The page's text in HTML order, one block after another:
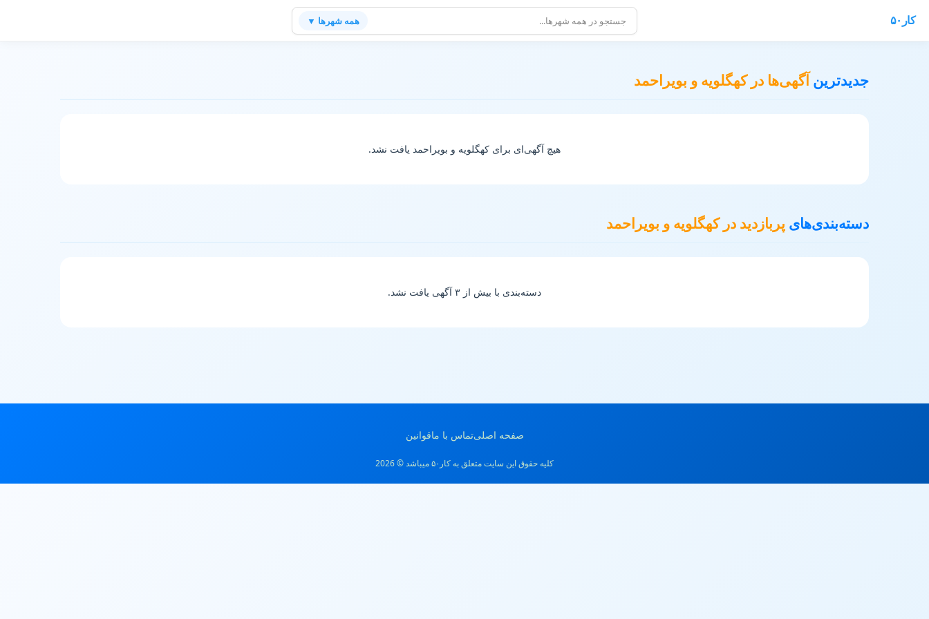
کار۵۰ همه شهرها ▼
فرصتهای شغلی و آگهی های استخدام در کهگلویه و بویراحمد
جدیدترین آگهی‌ها در کهگلویه و بویراحمد
هیچ آگهی‌ای برای کهگلویه و بویراحمد یافت نشد.
دسته‌بندی‌های پربازدید در کهگلویه و بویراحمد
دسته‌بندی با بیش از ۳ آگهی یافت نشد.
صفحه اصلیتماس با ماقوانین
کلیه حقوق این سایت متعلق به کار۵۰ میباشد © 2026